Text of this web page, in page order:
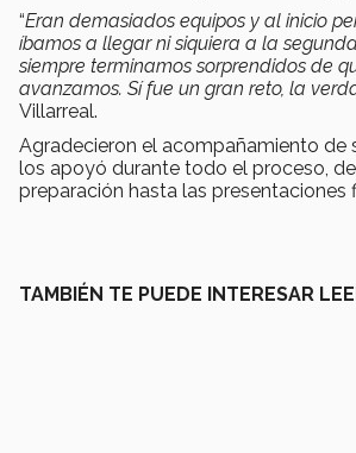
“Eran demasiados equipos y al inicio
íbamos a llegar ni siquiera a la
siempre terminamos sorprendidos de
avanzamos. Sí fue un gran reto, la
Villarreal.
Agradecieron el acompañamiento de
los apoyó durante todo el proceso,
preparación hasta las presentaciones
TAMBIÉN TE PUEDE INTERESAR